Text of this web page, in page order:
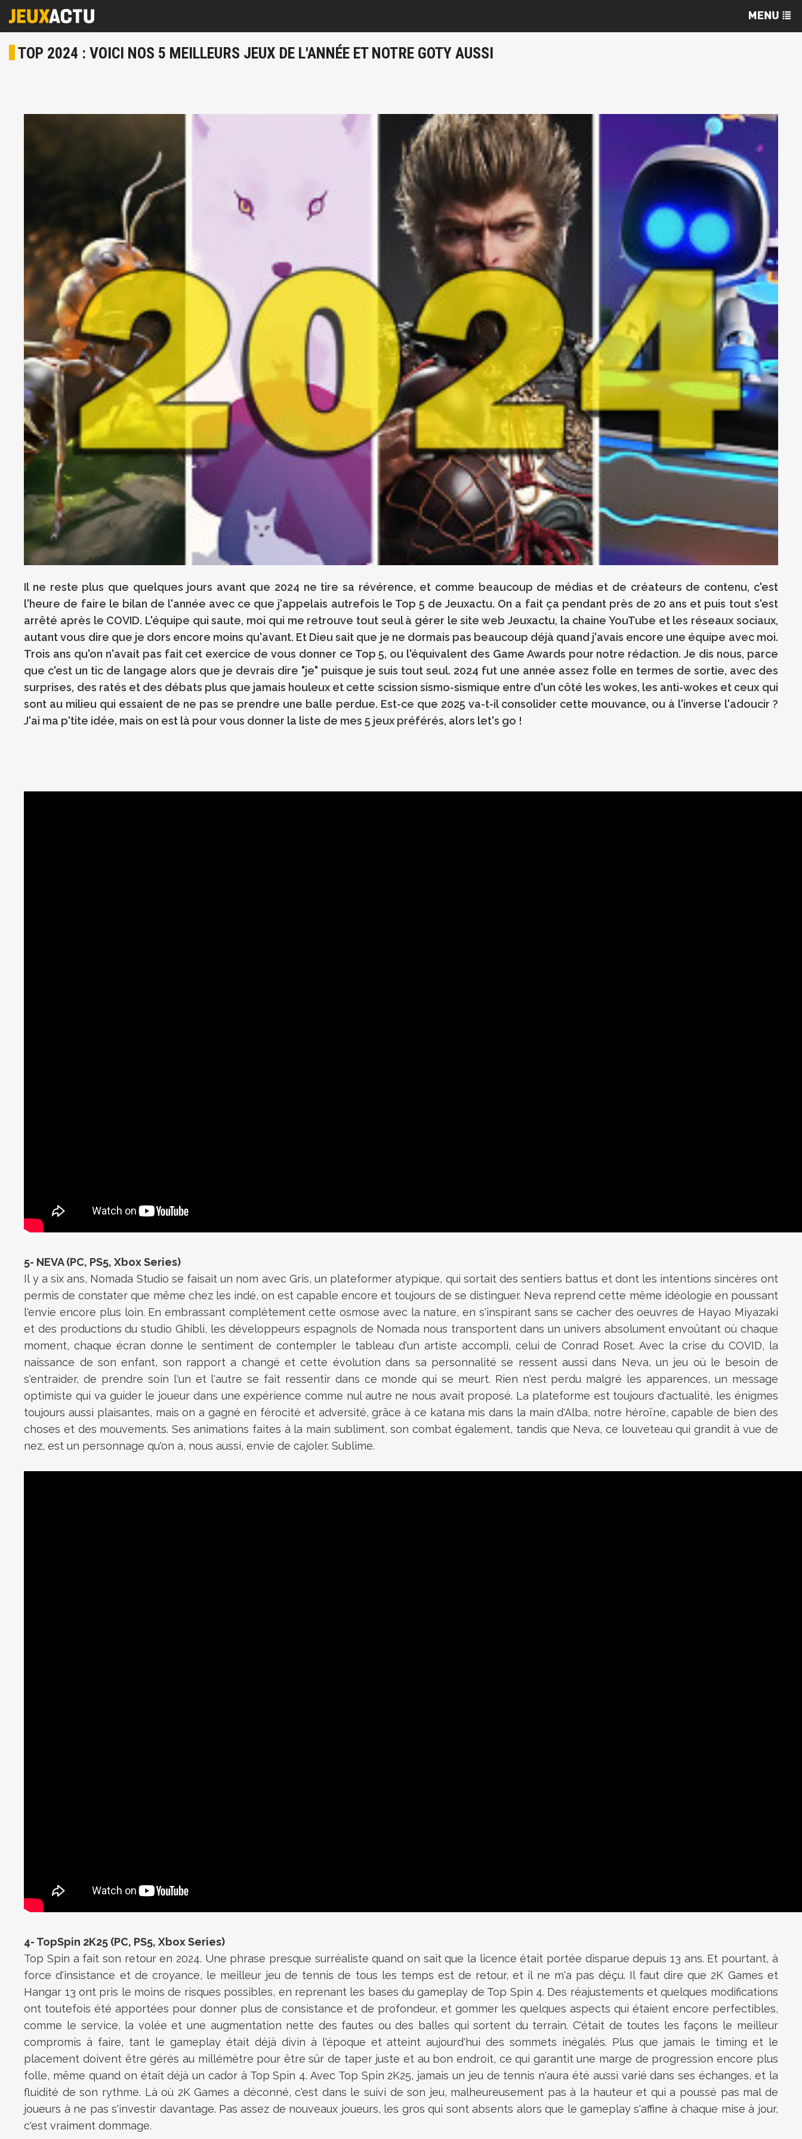
TOP 2024 : VOICI NOS 5 MEILLEURS JEUX DE L'ANNÉE ET NOTRE GOTY AUSSI
Il ne reste plus que quelques jours avant que 2024 ne tire sa révérence, et comme beaucoup de médias et de créateurs de contenu, c'est
l'heure de faire le bilan de l'année avec ce que j'appelais autrefois le Top 5 de Jeuxactu. On a fait ça pendant près de 20 ans et puis tout s'est
arrêté après le COVID. L'équipe qui saute, moi qui me retrouve tout seul à gérer le site web Jeuxactu, la chaine YouTube et les réseaux sociaux,
autant vous dire que je dors encore moins qu'avant. Et Dieu sait que je ne dormais pas beaucoup déjà quand j'avais encore une équipe avec moi.
Trois ans qu'on n'avait pas fait cet exercice de vous donner ce Top 5, ou l'équivalent des Game Awards pour notre rédaction. Je dis nous, parce
que c'est un tic de langage alors que je devrais dire "je" puisque je suis tout seul. 2024 fut une année assez folle en termes de sortie, avec des
surprises, des ratés et des débats plus que jamais houleux et cette scission sismo-sismique entre d'un côté les wokes, les anti-wokes et ceux qui
sont au milieu qui essaient de ne pas se prendre une balle perdue. Est-ce que 2025 va-t-il consolider cette mouvance, ou à l'inverse l'adoucir ?
J'ai ma p'tite idée, mais on est là pour vous donner la liste de mes 5 jeux préférés, alors let's go !
5- NEVA (PC, PS5, Xbox Series)
Il y a six ans, Nomada Studio se faisait un nom avec Gris, un plateformer atypique, qui sortait des sentiers battus et dont les intentions sincères ont
permis de constater que même chez les indé, on est capable encore et toujours de se distinguer. Neva reprend cette même idéologie en poussant
l'envie encore plus loin. En embrassant complètement cette osmose avec la nature, en s'inspirant sans se cacher des oeuvres de Hayao Miyazaki
et des productions du studio Ghibli, les développeurs espagnols de Nomada nous transportent dans un univers absolument envoûtant où chaque
moment, chaque écran donne le sentiment de contempler le tableau d'un artiste accompli, celui de Conrad Roset. Avec la crise du COVID, la
naissance de son enfant, son rapport a changé et cette évolution dans sa personnalité se ressent aussi dans Neva, un jeu où le besoin de
s'entraider, de prendre soin l'un et l'autre se fait ressentir dans ce monde qui se meurt. Rien n'est perdu malgré les apparences, un message
optimiste qui va guider le joueur dans une expérience comme nul autre ne nous avait proposé. La plateforme est toujours d'actualité, les énigmes
toujours aussi plaisantes, mais on a gagné en férocité et adversité, grâce à ce katana mis dans la main d'Alba, notre héroïne, capable de bien des
choses et des mouvements. Ses animations faites à la main subliment, son combat également, tandis que Neva, ce louveteau qui grandit à vue de
nez, est un personnage qu'on a, nous aussi, envie de cajoler. Sublime.
4- TopSpin 2K25 (PC, PS5, Xbox Series)
Top Spin a fait son retour en 2024. Une phrase presque surréaliste quand on sait que la licence était portée disparue depuis 13 ans. Et pourtant, à
force d'insistance et de croyance, le meilleur jeu de tennis de tous les temps est de retour, et il ne m'a pas déçu. Il faut dire que 2K Games et
Hangar 13 ont pris le moins de risques possibles, en reprenant les bases du gameplay de Top Spin 4. Des réajustements et quelques modifications
ont toutefois été apportées pour donner plus de consistance et de profondeur, et gommer les quelques aspects qui étaient encore perfectibles,
comme le service, la volée et une augmentation nette des fautes ou des balles qui sortent du terrain. C'était de toutes les façons le meilleur
compromis à faire, tant le gameplay était déjà divin à l'époque et atteint aujourd'hui des sommets inégalés. Plus que jamais le timing et le
placement doivent être gérés au millémètre pour être sûr de taper juste et au bon endroit, ce qui garantit une marge de progression encore plus
folle, même quand on était déjà un cador à Top Spin 4. Avec Top Spin 2K25, jamais un jeu de tennis n'aura été aussi varié dans ses échanges, et la
fluidité de son rythme. Là où 2K Games a déconné, c'est dans le suivi de son jeu, malheureusement pas à la hauteur et qui a poussé pas mal de
joueurs à ne pas s'investir davantage. Pas assez de nouveaux joueurs, les gros qui sont absents alors que le gameplay s'affine à chaque mise à jour,
c'est vraiment dommage.